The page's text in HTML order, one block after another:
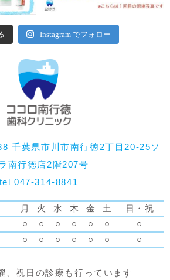
Instagram でフォロー
千葉県市川市南行徳2丁目20-25ソ
南行徳店2階207号
tel 047-314-8841
月 火 水 木 金 土
日・祝
○ ○ ○ ○ ○ ○
○
○ ○ ○ ○ ○ ○ ○
、祝日の診療も行っています